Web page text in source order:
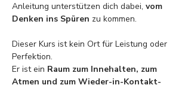
Anleitung unterstützen dich dabei, vom
Denken ins Spüren zu kommen.
Dieser Kurs ist kein Ort für Leistung oder
Perfektion.
Er ist ein Raum zum Innehalten, zum
Atmen und zum Wieder-in-Kontakt-